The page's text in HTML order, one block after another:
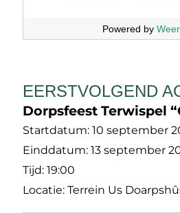
Powered by
EERSTVOLGEND
Dorpsfeest Terwispel
Startdatum: 10 september
Einddatum: 13 september
Tijd: 19:00
Locatie: Terrein Us